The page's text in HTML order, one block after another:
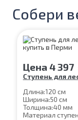
Собери
Цена 4 397
Ступень для
Длина:120 см
Ширина:50 см
Толщина:40 мм
Материал